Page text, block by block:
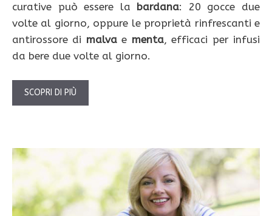
curative può essere la bardana: 20 gocce due
volte al giorno, oppure le proprietà rinfrescanti e
antirossore di malvae menta, efficaci per infusi
da bere due volte al giorno.
SCOPRI DI PIÙ